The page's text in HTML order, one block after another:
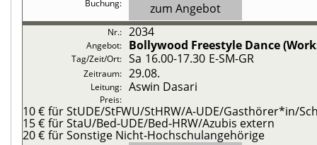
zum Angebot
2034
Bollywood Freestyle Dance
Sa 16.00-17.30 E-SM-GR
29.08.
Aswin Dasari
10 € für StUDE/StFWU/StHRW/A-UDE/Gasthörer*in/
15 € für StaU/Bed-UDE/Bed-HRW/Azubis extern
20 € für Sonstige Nicht-Hochschulangehörige